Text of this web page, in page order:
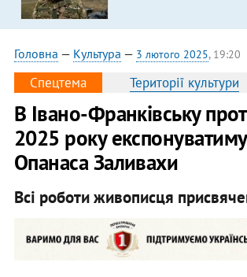
Головна — Культура — 3 лютого 2025, 19:20
Спецтема Території культури
В Івано-Франківську
2025 року
Опанаса Заливахи
Всі роботи живописця